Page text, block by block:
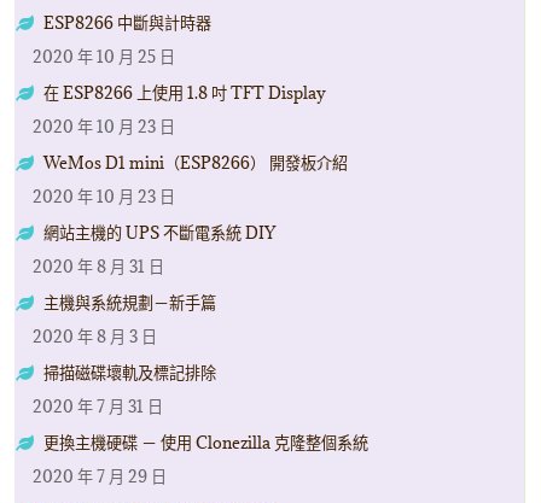
ESP8266 中斷與計時器
2020 年 10 月 25 日
在 ESP8266 上使用 1.8 吋 TFT Display
2020 年 10 月 23 日
WeMos D1 mini（ESP8266） 開發板介紹
2020 年 10 月 23 日
網站主機的 UPS 不斷電系統 DIY
2020 年 8 月 31 日
主機與系統規劃－新手篇
2020 年 8 月 3 日
掃描磁碟壞軌及標記排除
2020 年 7 月 31 日
更換主機硬碟 － 使用 Clonezilla 克隆整個系統
2020 年 7 月 29 日